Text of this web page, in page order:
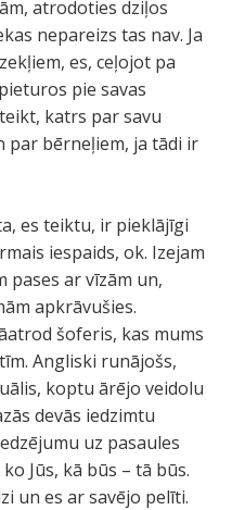
atrodoties dziļos
nepareizs tas nav. Ja
es, ceļojot pa
pie savas
katrs par savu
par bērneļiem, ja tādi ir
es teiktu, ir pieklājīgi
iespaids, ok. Izejam
ar vīzām un,
apkrāvušies.
šoferis, kas mums
Angliski runājošs,
koptu ārējo veidolu
devās iedzimtu
uz pasaules
Jūs, kā būs – tā būs.
un es ar savējo pelīti.